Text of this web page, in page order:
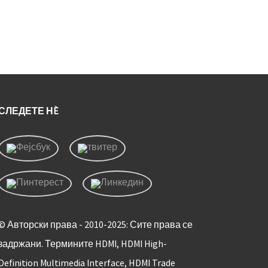
НÈ
Авторски права - 2010-2025: Сите права се
Термините HDMI, HDMI High-
Multimedia Interface, HDMI Trade